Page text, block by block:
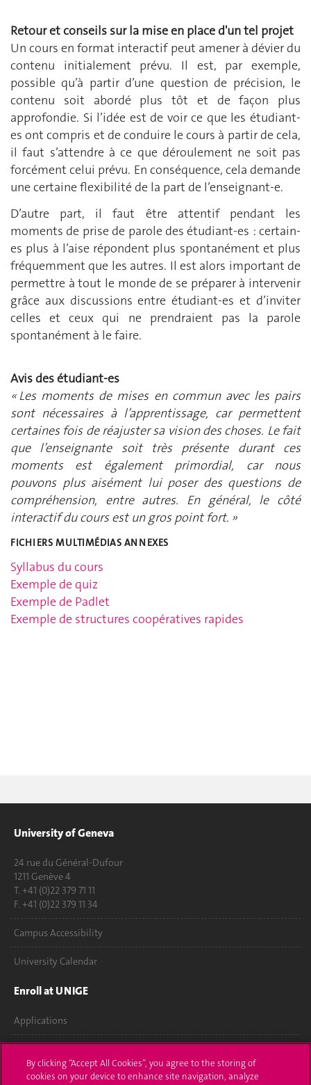
Retour et conseils sur la mise en place d'un tel projet
Un cours en format interactif peut amener à dévier du
contenu initialement prévu. Il est, par exemple,
possible qu’à partir d’une question de précision, le
contenu soit abordé plus tôt et de façon plus
approfondie. Si l’idée est de voir ce que les étudiant-
es ont compris et de conduire le cours à partir de cela,
il faut s’attendre à ce que déroulement ne soit pas
forcément celui prévu. En conséquence, cela demande
une certaine flexibilité de la part de l’enseignant-e.
D’autre part, il faut être attentif pendant les
moments de prise de parole des étudiant-es : certain-
es plus à l’aise répondent plus spontanément et plus
fréquemment que les autres. Il est alors important de
permettre à tout le monde de se préparer à intervenir
grâce aux discussions entre étudiant-es et d’inviter
celles et ceux qui ne prendraient pas la parole
spontanément à le faire.
Avis des étudiant-es
« Les moments de mises en commun avec les pairs
sont nécessaires à l’apprentissage, car permettent
certaines fois de réajuster sa vision des choses. Le fait
que l’enseignante soit très présente durant ces
moments est également primordial, car nous
pouvons plus aisément lui poser des questions de
compréhension, entre autres. En général, le côté
interactif du cours est un gros point fort. »
FICHIERS MULTIMÉDIAS ANNEXES
Syllabus du cours
Exemple de quiz
Exemple de Padlet
Exemple de structures coopératives rapides
University of Geneva
24 rue du Général-Dufour
1211 Genève 4
T. +41 (0)22 379 71 11
F. +41 (0)22 379 11 34
Campus Accessibility
University Calendar
Enroll at UNIGE
Applications
Ask a question
By clicking “Accept All Cookies”, you agree to the storing of
cookies on your device to enhance site navigation, analyze